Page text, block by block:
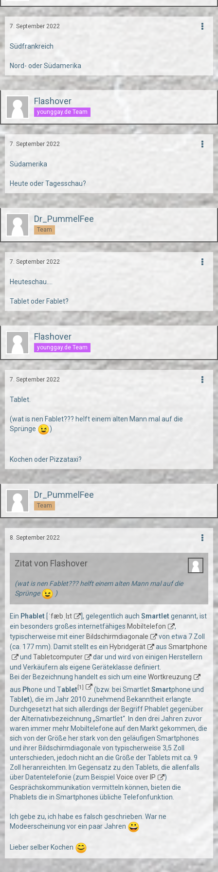
7. September 2022
Südfrankreich
Nord- oder Südamerika
Flashover
younggay.de Team
7. September 2022
Südamerika
Heute oder Tagesschau?
Dr_PummelFee
Team
7. September 2022
Heuteschau....
Tablet oder Fablet?
Flashover
younggay.de Team
7. September 2022
Tablet.
(wat is nen Fablet??? helft einem alten Mann mal auf die
Sprünge
)
Kochen oder Pizzataxi?
Dr_PummelFee
Team
8. September 2022
Zitat von Flashover
(wat is nen Fablet??? helft einem alten Mann mal auf die
Sprünge
)
Ein Phablet [ˈfæbˌlɪt ], gelegentlich auch Smartlet genannt, ist
ein besonders großes internetfähiges Mobiltelefon
,
typischerweise mit einer Bildschirmdiagonale
von etwa 7 Zoll
(ca. 177 mm). Damit stellt es ein Hybridgerät aus Smartphone
und Tabletcomputer
dar und wird von einigen Herstellern
und Verkäufern als eigene Geräteklasse definiert.
Bei der Bezeichnung handelt es sich um eine Wortkreuzung
aus Phone und Tablet [1] (bzw. bei SmartletSmartphone und
Tab let), die im Jahr 2010 zunehmend Bekanntheit erlangte.
Durchgesetzt hat sich allerdings der Begriff Phablet gegenüber
der Alternativbezeichnung „Smartlet“. In den drei Jahren zuvor
waren immer mehr Mobiltelefone auf den Markt gekommen, die
sich von der Größe her stark von den geläufigen Smartphones
und ihrer Bildschirmdiagonale von typischerweise 3,5 Zoll
unterschieden, jedoch nicht an die Größe der Tablets mit ca. 9
Zoll heranreichten. Im Gegensatz zu den Tablets, die allenfalls
über Datentelefonie (zum Beispiel Voice over IP
)
Gesprächskommunikation vermitteln können, bieten die
Phablets die in Smartphones übliche Telefonfunktion.
Ich gebe zu, ich habe es falsch geschrieben. War ne
Modeerscheinung vor ein paar Jahren
Lieber selber Kochen